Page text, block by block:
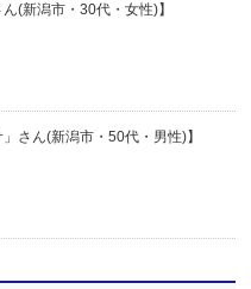
(新潟市・30代・女性)】
さん(新潟市・50代・男性)】